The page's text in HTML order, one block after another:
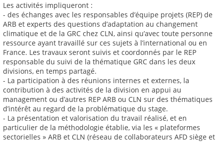
Les activités impliqueront :
- des échanges avec les responsables d’équipe projets (REP) de
ARB et experts des questions d’adaptation au changement
climatique et de la GRC chez CLN, ainsi qu’avec toute personne
ressource ayant travaillé sur ces sujets à l’international ou en
France. Les travaux seront suivis et coordonnés par le REP
responsable du suivi de la thématique GRC dans les deux
divisions, en temps partagé.
- La participation à des réunions internes et externes, la
contribution à des activités de la division en appui au
management ou d’autres REP ARB ou CLN sur des thématiques
d’intérêt au regard de la problématique du stage.
- La présentation et valorisation du travail réalisé, et en
particulier de la méthodologie établie, via les « plateformes
sectorielles » ARB et CLN (réseau de collaborateurs AFD siège et